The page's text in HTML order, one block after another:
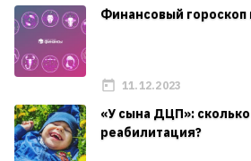
Финансовый гороскоп
11.12.2023
«У сына ДЦП»: сколько
реабилитация?